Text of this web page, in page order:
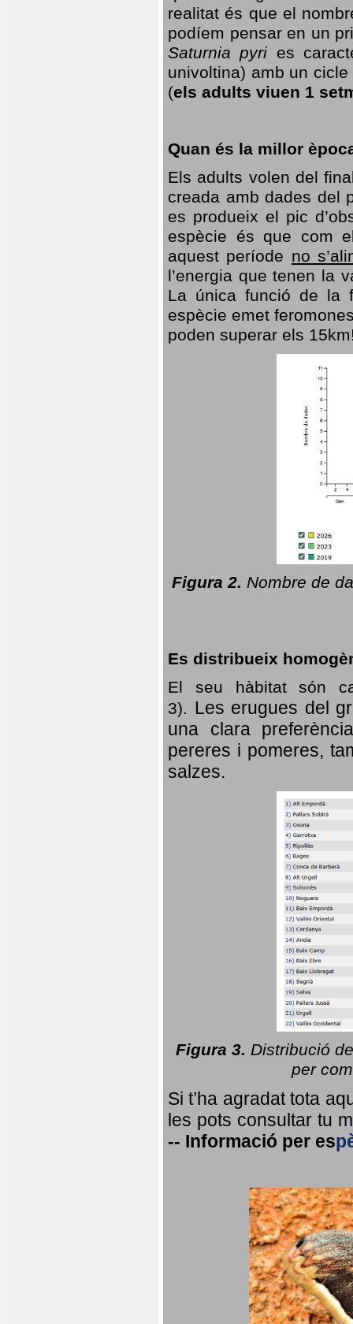
realitat és que el
podíem pensar en un
Saturnia pyri es
univoltina) amb un
(els adults viuen 1
Quan és la millor
Els adults volen del
creada amb dades del
es produeix el pic
espècie és que com
aquest període no
l’energia que tenen la
La única funció de la
espècie emet
poden superar els
Figura 2. Nombre de
Es distribueix
El seu hàbitat són
3). Les erugues del
una clara
pereres i pomeres,
salzes.
Figura 3. Distribució
per
Si t’ha agradat tota
les pots consultar tu
-- Informació per es